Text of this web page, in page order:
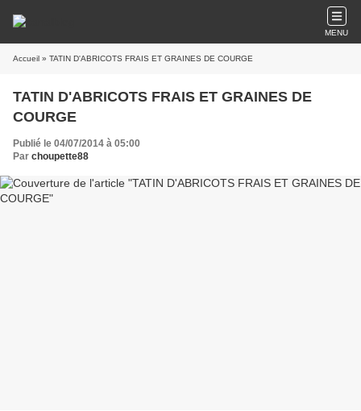
MENU
Accueil » TATIN D'ABRICOTS FRAIS ET GRAINES DE COURGE
TATIN D'ABRICOTS FRAIS ET GRAINES DE
COURGE
Publié le 04/07/2014 à 05:00
Par choupette88